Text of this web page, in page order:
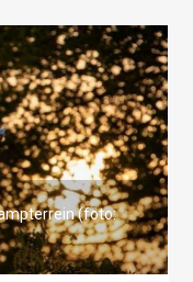
(foto: